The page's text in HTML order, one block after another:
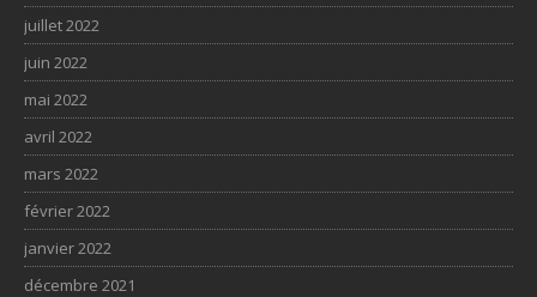
juillet 2022
juin 2022
mai 2022
avril 2022
mars 2022
février 2022
janvier 2022
décembre 2021